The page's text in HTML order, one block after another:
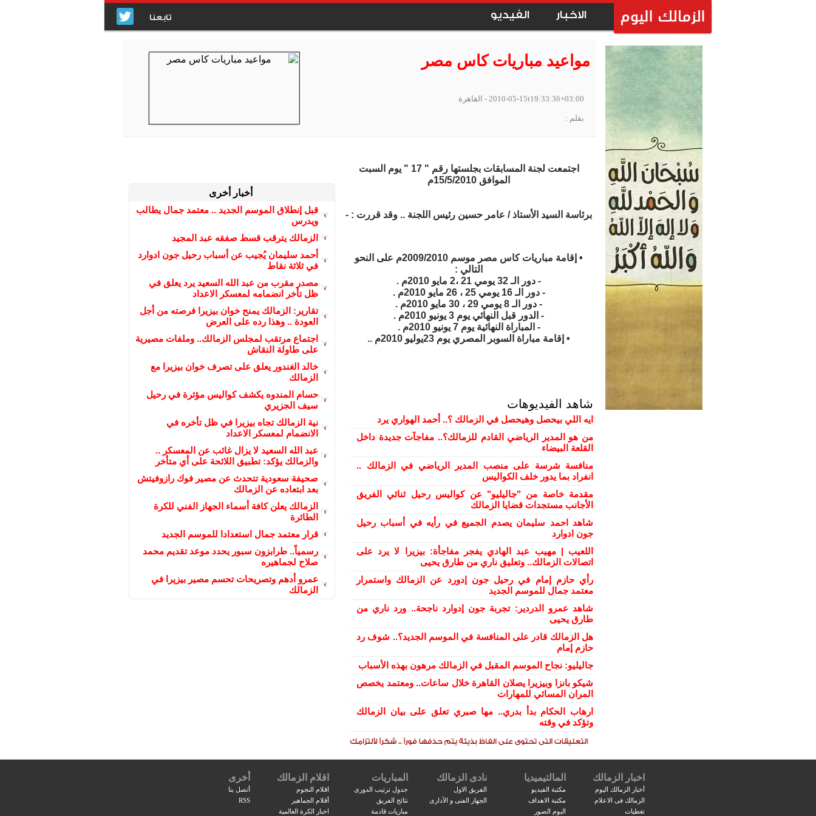
الاخبار الفيديو تابعنا
مواعيد مباريات كاس مصر
2010-05-15t19:33:36+03:00 - القاهرة
بقلم :
أخبار أخرى
قبل إنطلاق الموسم الجديد .. معتمد جمال يطالب
ويدرس
الزمالك يترقب قسط صفقه عبد المجيد
أحمد سليمان يُجيب عن أسباب رحيل جون ادوارد
في ثلاثة نقاط
مصدر مقرب من عبد الله السعيد يرد يعلق في
ظل تأخر انضمامه لمعسكر الاعداد
تقارير: الزمالك يمنح خوان بيزيرا فرصته من أجل
العودة .. وهذا رده على العرض
اجتماع مرتقب لمجلس الزمالك.. وملفات مصيرية
على طاولة النقاش
خالد الغندور يعلق على تصرف خوان بيزيرا مع
الزمالك
حسام المندوه يكشف كواليس مؤثرة في رحيل
سيف الجزيري
نية الزمالك تجاه بيزيرا في ظل تأخره في
الانضمام لمعسكر الاعداد
عبد الله السعيد لا يزال غائب عن المعسكر ..
والزمالك يؤكد: تطبيق اللائحة على أي متأخر
صحيفة سعودية تتحدث عن مصير فوك رازوفيتش
بعد ابتعاده عن الزمالك
الزمالك يعلن كافة أسماء الجهاز الفني للكرة
الطائرة
قرار معتمد جمال استعدادا للموسم الجديد
رسمياً.. طرابزون سبور يحدد موعد تقديم محمد
صلاح لجماهيره
عمرو أدهم وتصريحات تحسم مصير بيزيرا في
الزمالك
اجتمعت لجنة المسابقات بجلستها رقم " 17 " يوم السبت
الموافق 15/5/2010م
برئاسة السيد الأستاذ / عامر حسين رئيس اللجنة .. وقد قررت : -
• إقامة مباريات كاس مصر موسم 2009/2010م على النحو
التالي :
- دور الـ 32 يومي 21 ،2 مايو 2010م .
- دور الـ 16 يومي 25 ، 26 مايو 2010م .
- دور الـ 8 يومي 29 ، 30 مايو 2010م .
- الدور قبل النهائي يوم 3 يونيو 2010م .
- المباراة النهائية يوم 7 يونيو 2010م .
• إقامة مباراة السوبر المصري يوم 23يوليو 2010م ..
شاهد الفيديوهات
ايه اللي بيحصل وهيحصل في الزمالك ؟.. أحمد الهواري يرد
من هو المدير الرياضي القادم للزمالك؟.. مفاجآت جديدة داخل
القلعة البيضاء
منافسة شرسة على منصب المدير الرياضي في الزمالك ..
انفراد بما يدور خلف الكواليس
مقدمة خاصة من "جاليليو" عن كواليس رحيل ثنائي الفريق
الأجانب مستجدات قضايا الزمالك
شاهد احمد سليمان يصدم الجميع في رأيه في أسباب رحيل
جون ادوارد
اللعيب | مهيب عبد الهادي يفجر مفاجأة: بيزيرا لا يرد على
اتصالات الزمالك.. وتعليق ناري من طارق يحيى
رأي حازم إمام في رحيل جون إدورد عن الزمالك واستمرار
معتمد جمال للموسم الجديد
شاهد عمرو الدردير: تجربة جون إدوارد ناجحة.. ورد ناري من
طارق يحيى
هل الزمالك قادر على المنافسة في الموسم الجديد؟.. شوف رد
حازم إمام
جاليليو: نجاح الموسم المقبل في الزمالك مرهون بهذه الأسباب
شيكو بانزا وبيزيرا يصلان القاهرة خلال ساعات.. ومعتمد يخصص
المران المسائي للمهارات
ارهاب الحكام بدأ بدري.. مها صبري تعلق على بيان الزمالك
وتؤكد في وقته
اخبار الزمالك
أخبار الزمالك اليوم
الزمالك فى الاعلام
تغطيات
المالتيميديا
مكتبة الفيديو
مكتبة الاهداف
البوم الصور
نادى الزمالك
الفريق الاول
الجهاز الفنى و الأدارى
المباريات
جدول ترتيب الدورى
نتائج الفريق
مباريات قادمة
اقلام الزمالك
اقلام النجوم
أقلام الجماهير
اخبار الكرة العالمية
أخرى
أتصل بنا
RSS